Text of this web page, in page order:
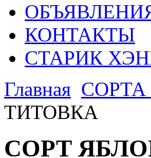
КОНТАКТЫ
СТАРИК
Главная
ТИТОВКА
СОРТ